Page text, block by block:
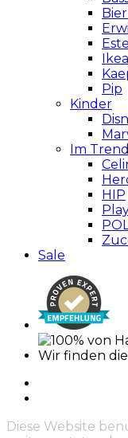
Ikea
Pip
Kinder
Im Trend
HIP
Sale
Wir finden
Diese Website